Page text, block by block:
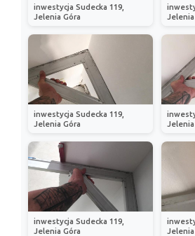
inwestycja Sudecka 119,
Jelenia Góra
Jelenia
inwestycja Sudecka 119,
Jelenia Góra
Jelenia
inwestycja Sudecka 119,
Jelenia Góra
Jelenia